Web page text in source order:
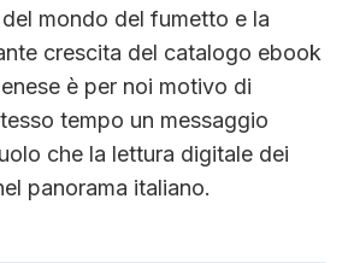
mondo del fumetto e la
crescita del catalogo ebook
è per noi motivo di
tempo un messaggio
che la lettura digitale dei
panorama italiano.